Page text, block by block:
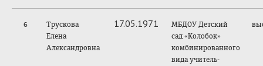
6
Трускова
Елена
Александровна
17.05.1971
МБДОУ Детский
сад «Колобок»
комбинированного
вида учитель-